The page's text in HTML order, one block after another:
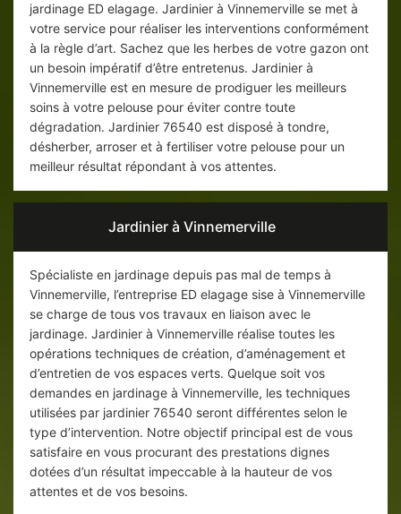
jardinage ED elagage. Jardinier à Vinnemerville se met à
votre service pour réaliser les interventions conformément
à la règle d’art. Sachez que les herbes de votre gazon ont
un besoin impératif d’être entretenus. Jardinier à
Vinnemerville est en mesure de prodiguer les meilleurs
soins à votre pelouse pour éviter contre toute
dégradation. Jardinier 76540 est disposé à tondre,
désherber, arroser et à fertiliser votre pelouse pour un
meilleur résultat répondant à vos attentes.
Jardinier à Vinnemerville
Spécialiste en jardinage depuis pas mal de temps à
Vinnemerville, l’entreprise ED elagage sise à Vinnemerville
se charge de tous vos travaux en liaison avec le
jardinage. Jardinier à Vinnemerville réalise toutes les
opérations techniques de création, d’aménagement et
d’entretien de vos espaces verts. Quelque soit vos
demandes en jardinage à Vinnemerville, les techniques
utilisées par jardinier 76540 seront différentes selon le
type d’intervention. Notre objectif principal est de vous
satisfaire en vous procurant des prestations dignes
dotées d’un résultat impeccable à la hauteur de vos
attentes et de vos besoins.